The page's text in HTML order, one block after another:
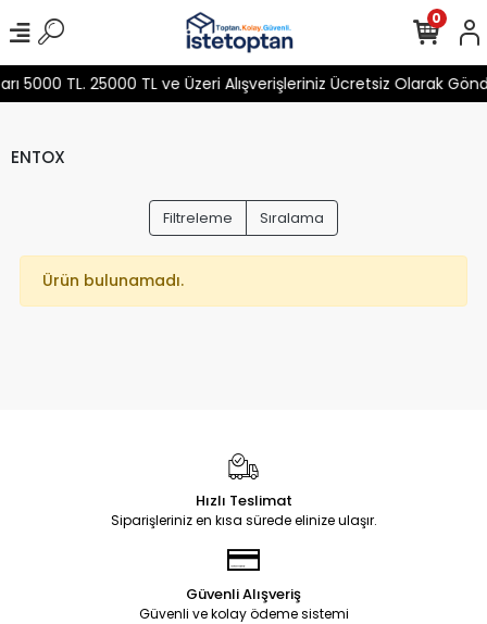
5000 TL. 25000 TL ve Üzeri Alışverişleriniz Ücretsiz Olarak
0
ENTOX
Filtreleme Sıralama
Ürün bulunamadı.
Hızlı Teslimat
Siparişleriniz en kısa sürede elinize ulaşır.
Güvenli Alışveriş
Güvenli ve kolay ödeme sistemi